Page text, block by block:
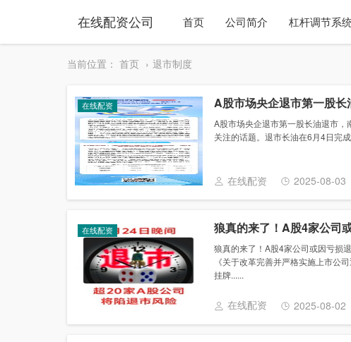
在线配资公司 首页 公司简介 杠杆调节系
当前位置： 首页 退市制度
在线配资 A股市场央企退市第一股
A股市场央企退市第一股长油退市
关注的话题。退市长油在6月4日完
在线配资 2025-08-03
在线配资 狼真的来了！A股4家公司
狼真的来了！A股4家公司或因亏损
《关于改革完善并严格实施上市公
挂牌......
在线配资 2025-08-02